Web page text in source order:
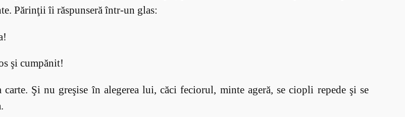
Părinţii îi răspunseră într-un glas:
şi cumpănit!
Şi nu greşise în alegerea lui, căci feciorul, minte ageră, se ciopli repede şi se